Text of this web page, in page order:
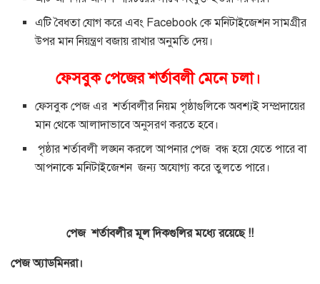
এটি বৈধতা যোগ করে এবং Facebook কে মনিটাইজেশন সামগ্রীর
উপর মান নিয়ন্ত্রণ বজায় রাখার অনুমতি দেয়।
ফেসবুক পেজের শর্তাবলী মেনে চলা।
ফেসবুক পেজ এর শর্তাবলীর নিয়ম পৃষ্ঠাগুলিকে অবশ্যই সম্প্রদায়ের
মান থেকে আলাদাভাবে অনুসরণ করতে হবে।
পৃষ্ঠার শর্তাবলী লঙ্ঘন করলে আপনার পেজ বন্ধ হয়ে যেতে পারে বা
আপনাকে মনিটাইজেশন জন্য অযোগ্য করে তুলতে পারে।
পেজ শর্তাবলীর মূল দিকগুলির মধ্যে রয়েছে !!
পেজ অ্যাডমিনরা।